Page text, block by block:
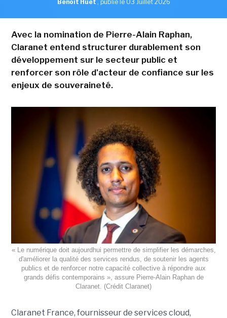
Benoît Huet , publié le 03 Juillet 2026
Avec la nomination de Pierre-Alain Raphan,
Claranet entend structurer durablement son
développement sur le secteur public et
renforcer son rôle d'acteur de confiance sur les
enjeux de souveraineté.
« Le numérique doit aujourdhui permettre de simplifier les démarches,
d'améliorer la qualité des services rendus, de soutenir les agents
publics et de renforcer notre capacité collective à répondre aux
grands défis contemporains », assure Pierre-Alain Raphan de
Claranet. (Crédit Claranet)
Claranet France, fournisseur de services cloud,